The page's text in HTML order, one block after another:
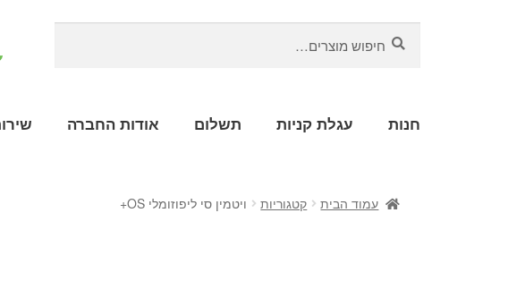
חיפוש
חנות עגלת קניות תשלום אודות החברה שירות
עמוד הבית קטגוריות ויטמין סי ליפוזומלי OS+